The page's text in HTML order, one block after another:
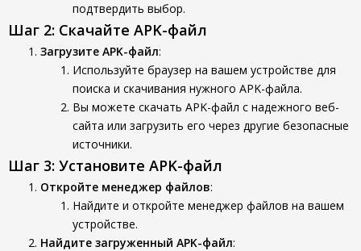
подтвердить выбор.
Шаг 2: Скачайте APK-файл
Загрузите APK-файл:
Используйте браузер на вашем устройстве для
поиска и скачивания нужного APK-файла.
Вы можете скачать APK-файл с надежного веб-
сайта или загрузить его через другие безопасные
источники.
Шаг 3: Установите APK-файл
Откройте менеджер файлов:
Найдите и откройте менеджер файлов на вашем
устройстве.
Найдите загруженный APK-файл: